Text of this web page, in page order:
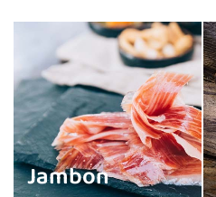
Jambon